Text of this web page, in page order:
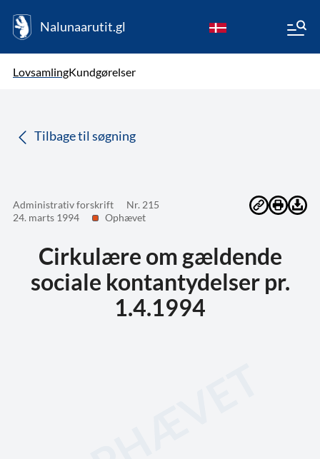
Nalunaarutit.gl
LovsamlingKundgørelser
Tilbage til søgning
Administrativ forskrift
Nr. 215
24. marts 1994
Ophævet
Cirkulære om gældende
sociale kontantydelser pr.
1.4.1994